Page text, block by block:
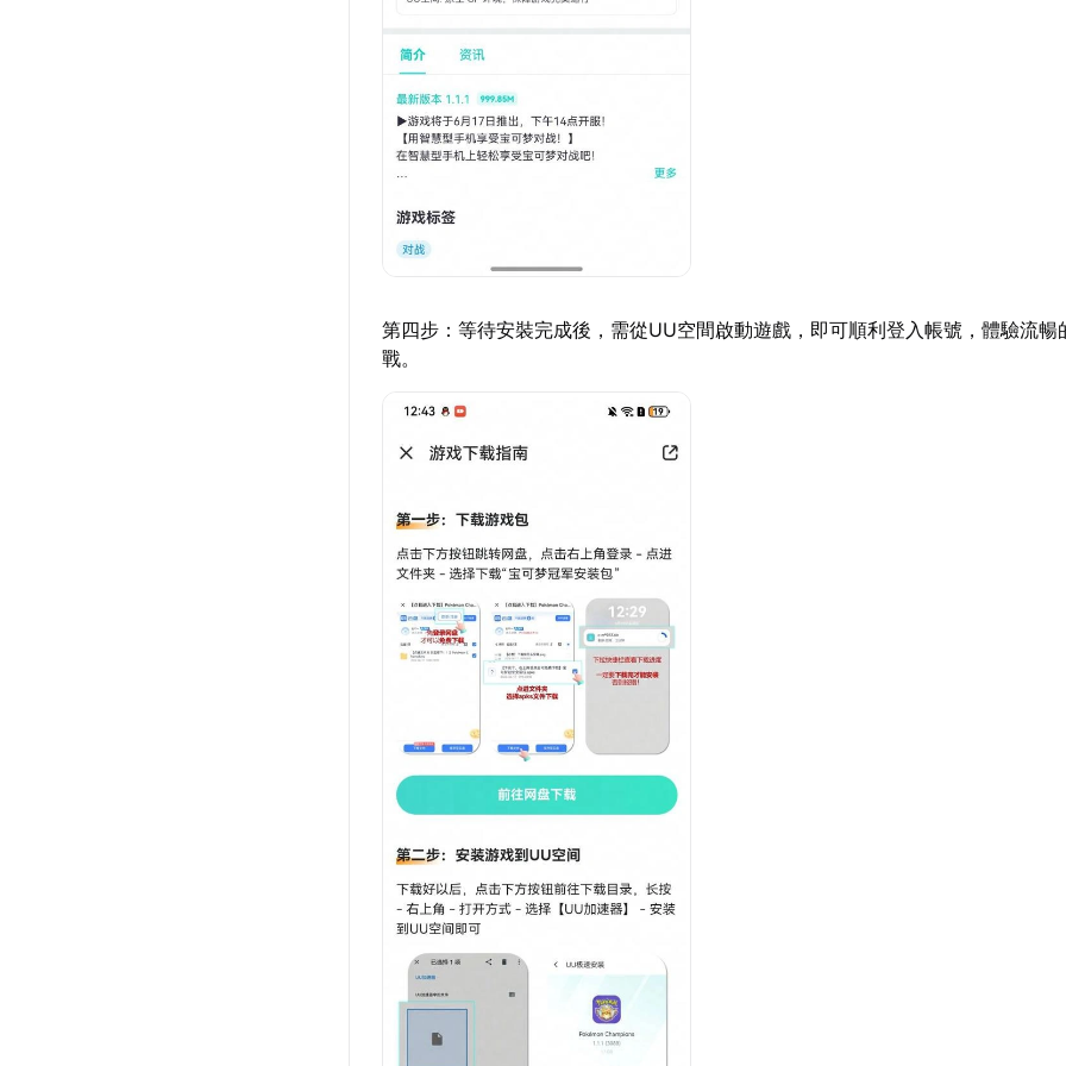
第四步：等待安裝完成後，需從UU空間啟動遊戲，即可順利登入帳號，體驗流暢
戰。